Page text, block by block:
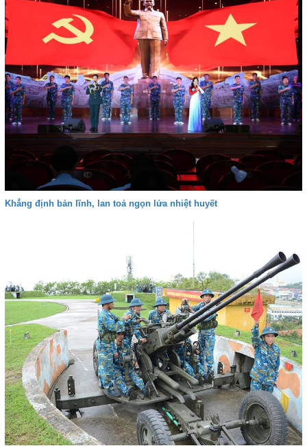
Khẳng định bản lĩnh, lan toả ngọn lửa nhiệt huyết